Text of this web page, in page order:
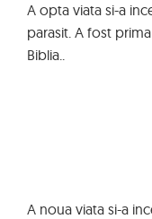
A opta viata si-a
parasit. A fost
Biblia..
A noua viata si-a